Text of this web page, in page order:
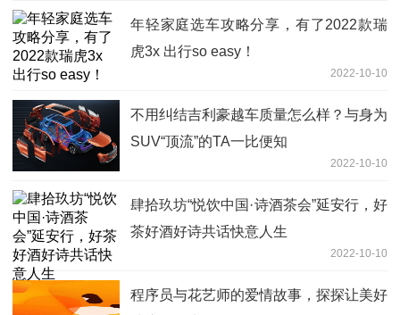
年轻家庭选车攻略分享，有了2022款瑞
虎3x 出行so easy！
2022-10-10
不用纠结吉利豪越车质量怎么样？与身为
SUV“顶流”的TA一比便知
2022-10-10
肆拾玖坊“悦饮中国·诗酒茶会”延安行，好
茶好酒好诗共话快意人生
2022-10-10
程序员与花艺师的爱情故事，探探让美好